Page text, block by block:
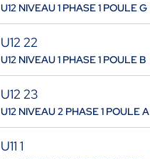
U12 NIVEAU 1 PHASE 1 POULE G
U12 22
U12 NIVEAU 1 PHASE 1 POULE B
U12 23
U12 NIVEAU 2 PHASE 1 POULE A
U11 1